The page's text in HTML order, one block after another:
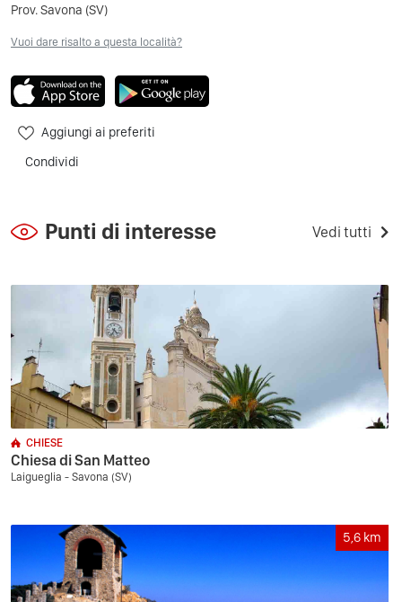
Prov. Savona (SV)
Vuoi dare risalto a questa località?
Aggiungi ai preferiti
Condividi
Punti di interesse Vedi tutti
CHIESE
Chiesa di San Matteo
Laigueglia - Savona (SV)
5,6 km